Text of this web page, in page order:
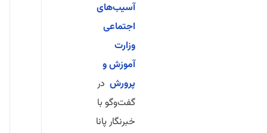
آسیب‌های
اجتماعی
وزارت
آموزش و
پرورش در
گفت‌وگو با
خبرنگار پانا